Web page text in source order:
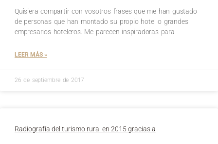
Quisiera compartir con vosotros frases que me han gustado
de personas que han montado su propio hotel o grandes
empresarios hoteleros. Me parecen inspiradoras para
LEER MÁS »
26 de septiembre de 2017
Radiografía del turismo rural en 2015 gracias a